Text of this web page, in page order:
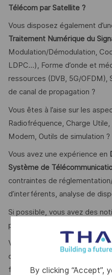
By clicking “Accept”,
Télécom par Satellite ?
Vous disposez également
Traitement Numérique du
Modulation/Démodulation,
LDPC…), Forme d’onde et
ressources (DVB, 5G/OFDM),
de canal de propagation ?
Vous êtes à l’aise sur les
Radiofréquence, Charge
Modem, Outils de simulation ?
Vous avez une expérience en
Système de
contraintes de
d’interférents, analyse de
Si possible, vous avez des
physique du
Votre maîtrise del'Anglais(lu,
d’interfacer à l’écrit et à l’oral
fournisseurs et nos